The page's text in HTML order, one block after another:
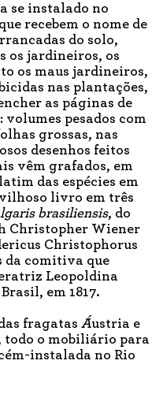
se instalado no
recebem o nome de
do solo,
os jardineiros, os
os maus jardineiros,
nas plantações,
as páginas de
pesados com
grossas, nas
desenhos feitos
vêm grafados, em
das espécies em
livro em três
brasiliensis, do
Christopher Wiener
Christophorus
da comitiva que
Leopoldina
em 1817.
fragatas Áustria e
todo o mobiliário para
instalada no Rio